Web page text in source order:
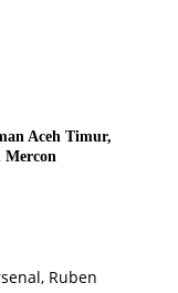
Aceh Timur,
Mercon